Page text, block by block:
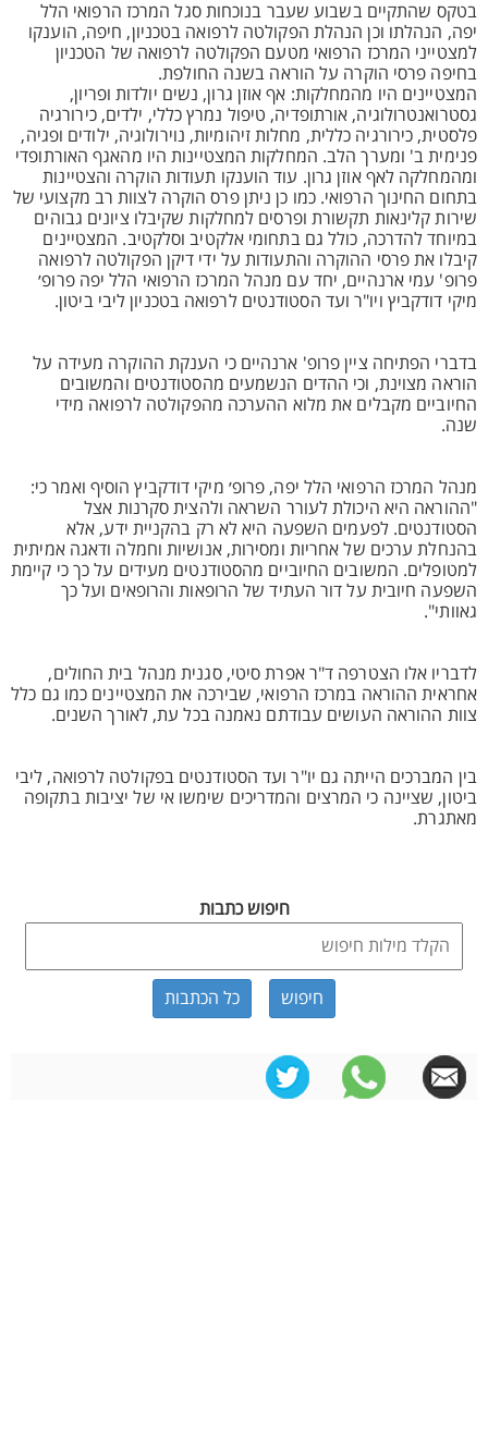
בטקס שהתקיים בשבוע שעבר בנוכחות סגל המרכז הרפואי הלל
יפה, הנהלתו וכן הנהלת הפקולטה לרפואה בטכניון, חיפה, הוענקו
למצטייני המרכז הרפואי מטעם הפקולטה לרפואה של הטכניון
בחיפה פרסי הוקרה על הוראה בשנה החולפת.
המצטיינים היו מהמחלקות: אף אוזן גרון, נשים יולדות ופריון,
גסטרואנטרולוגיה, אורתופדיה, טיפול נמרץ כללי, ילדים, כירורגיה
פלסטית, כירורגיה כללית, מחלות זיהומיות, נוירולוגיה, ילודים ופגיה,
פנימית ב' ומערך הלב. המחלקות המצטיינות היו מהאגף האורתופדי
ומהמחלקה לאף אוזן גרון. עוד הוענקו תעודות הוקרה והצטיינות
בתחום החינוך הרפואי. כמו כן ניתן פרס הוקרה לצוות רב מקצועי של
שירות קלינאות תקשורת ופרסים למחלקות שקיבלו ציונים גבוהים
במיוחד להדרכה, כולל גם בתחומי אלקטיב וסלקטיב. המצטיינים
קיבלו את פרסי ההוקרה והתעודות על ידי דיקן הפקולטה לרפואה
פרופ' עמי ארנהיים, יחד עם מנהל המרכז הרפואי הלל יפה פרופ׳
מיקי דודקביץ ויו"ר ועד הסטודנטים לרפואה בטכניון ליבי ביטון.
בדברי הפתיחה ציין פרופ' ארנהיים כי הענקת ההוקרה מעידה על
הוראה מצוינת, וכי ההדים הנשמעים מהסטודנטים והמשובים
החיוביים מקבלים את מלוא ההערכה מהפקולטה לרפואה מידי
שנה.
מנהל המרכז הרפואי הלל יפה, פרופ׳ מיקי דודקביץ הוסיף ואמר כי:
"ההוראה היא היכולת לעורר השראה ולהצית סקרנות אצל
הסטודנטים. לפעמים השפעה היא לא רק בהקניית ידע, אלא
בהנחלת ערכים של אחריות ומסירות, אנושיות וחמלה ודאגה אמיתית
למטופלים. המשובים החיוביים מהסטודנטים מעידים על כך כי קיימת
השפעה חיובית על דור העתיד של הרופאות והרופאים ועל כך
גאוותי".
לדבריו אלו הצטרפה ד"ר אפרת סיטי, סגנית מנהל בית החולים,
אחראית ההוראה במרכז הרפואי, שבירכה את המצטיינים כמו גם כלל
צוות ההוראה העושים עבודתם נאמנה בכל עת, לאורך השנים.
בין המברכים הייתה גם יו"ר ועד הסטודנטים בפקולטה לרפואה, ליבי
ביטון, שציינה כי המרצים והמדריכים שימשו אי של יציבות בתקופה
מאתגרת.
חיפוש כתבות
כל הכתבות